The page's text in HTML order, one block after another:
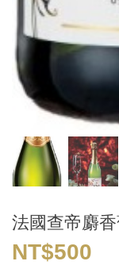
法國查帝麝
NT$500